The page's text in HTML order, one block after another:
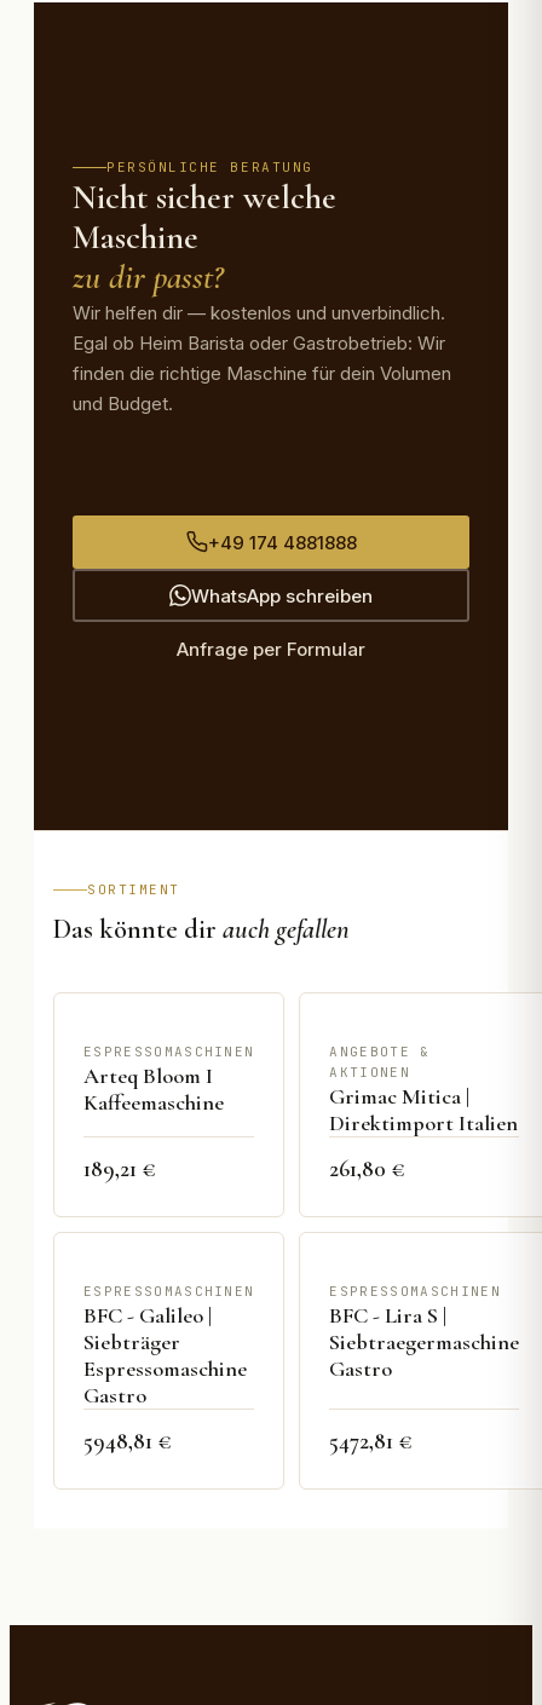
PERSÖNLICHE BERATUNG
Nicht sicher welche
Maschine
zu dir passt?
Wir helfen dir — kostenlos und unverbindlich.
Egal ob Heim Barista oder Gastrobetrieb: Wir
finden die richtige Maschine für dein Volumen
und Budget.
+49 174 4881888
WhatsApp schreiben
Anfrage per Formular
SORTIMENT
Das könnte dir auch gefallen
ESPRESSOMASCHINEN
Arteq Bloom I
Kaffeemaschine
189,21 €
ANGEBOTE &
AKTIONEN
Grimac Mitica |
Direktimport Italien
261,80 €
ESPRESSOMASCHINEN
BFC - Galileo |
Siebträger
Espressomaschine
Gastro
5948,81 €
ESPRESSOMASCHINEN
BFC - Lira S |
Siebtraegermaschine
Gastro
5472,81 €